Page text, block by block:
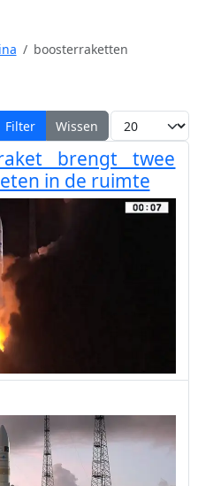
boosterraketten
Filter Wissen Toon #
brengt twee
in de ruimte